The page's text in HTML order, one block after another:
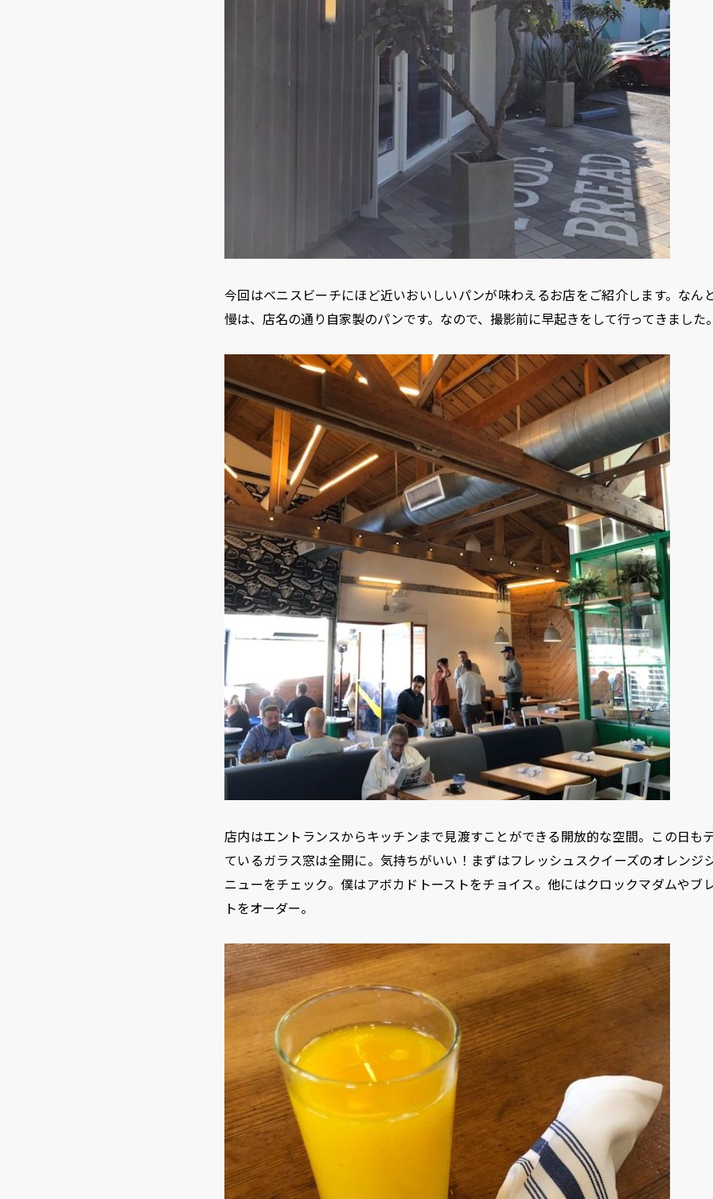
今回はベニスビーチにほど近いおいしいパンが味わえるお店をご紹介します。なん
慢は、店名の通り自家製のパンです。なので、撮影前に早起きをして行ってきました。
店内はエントランスからキッチンまで見渡すことができる開放的な空間。この日も
ているガラス窓は全開に。気持ちがいい！まずはフレッシュスクイーズのオレンジ
ニューをチェック。僕はアボカドトーストをチョイス。他にはクロックマダムやブ
トをオーダー。